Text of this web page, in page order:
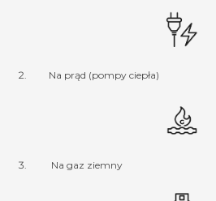
Na prąd (pompy ciepła)
Na gaz ziemny